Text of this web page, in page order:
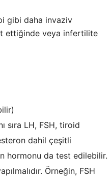
gibi daha invaziv
ettiğinde veya infertilite
sıra LH, FSH, tiroid
dahil çeşitli
hormonu da test edilebilir.
Örneğin, FSH